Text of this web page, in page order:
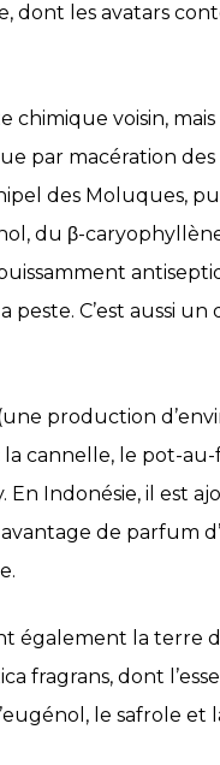
dont les avatars
chimique voisin,
par macération
des Moluques,
du β-
peste. C’est aussi
production
cannelle, le pot-
Indonésie, il est
de parfum
également la terre
fragrans, dont
le safrole et